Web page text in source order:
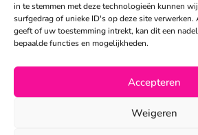
in te stemmen met deze technologieën kunnen
surfgedrag of unieke ID's op deze site
geeft of uw toestemming intrekt, kan dit een
bepaalde functies en mogelijkheden.
Accepteren
Weigeren
Sandra Peters:
06 – 26 050